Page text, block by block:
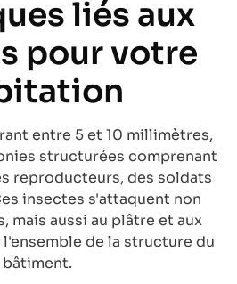
liés aux
pour votre
entre 5 et 10 millimètres,
structurées comprenant
reproducteurs, des soldats
insectes s'attaquent non
mais aussi au plâtre et aux
de la structure du
bâtiment.